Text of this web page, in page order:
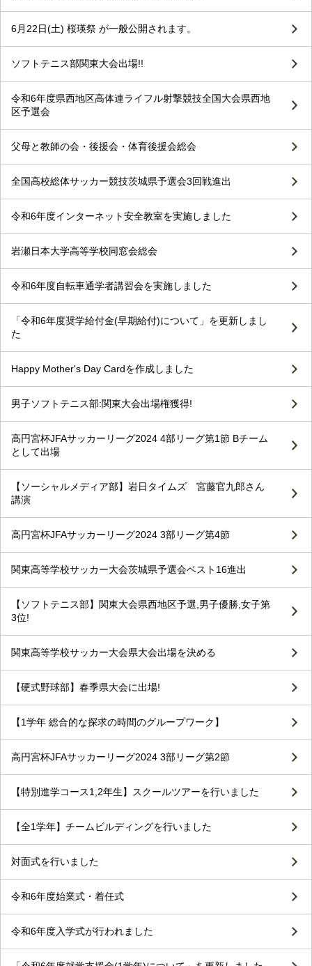
6月22日(土) 桜瑛祭 が一般公開されます。
ソフトテニス部関東大会出場!!
令和6年度県西地区高体連ライフル射撃競技全国大会県西地
区予選会
父母と教師の会・後援会・体育後援会総会
全国高校総体サッカー競技茨城県予選会3回戦進出
令和6年度インターネット安全教室を実施しました
岩瀬日本大学高等学校同窓会総会
令和6年度自転車通学者講習会を実施しました
「令和6年度奨学給付金(早期給付)について」を更新しまし
た
Happy Mother's Day Cardを作成しました
男子ソフトテニス部:関東大会出場権獲得!
高円宮杯JFAサッカーリーグ2024 4部リーグ第1節 Bチーム
として出場
【ソーシャルメディア部】岩日タイムズ 宮藤官九郎さん
講演
高円宮杯JFAサッカーリーグ2024 3部リーグ第4節
関東高等学校サッカー大会茨城県予選会ベスト16進出
【ソフトテニス部】関東大会県西地区予選,男子優勝,女子第
3位!
関東高等学校サッカー大会県大会出場を決める
【硬式野球部】春季県大会に出場!
【1学年 総合的な探求の時間のグループワーク】
高円宮杯JFAサッカーリーグ2024 3部リーグ第2節
【特別進学コース1,2年生】スクールツアーを行いました
【全1学年】チームビルディングを行いました
対面式を行いました
令和6年度始業式・着任式
令和6年度入学式が行われました